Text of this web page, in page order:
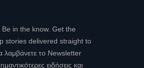
in the know. Get the
stories delivered straight to
λαμβάνετε το Newsletter
ειδήσεις και